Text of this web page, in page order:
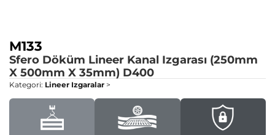
M133
Sfero Döküm Lineer Kanal Izgarası (250mm
X 500mm X 35mm) D400
Kategori: Lineer Izgaralar >